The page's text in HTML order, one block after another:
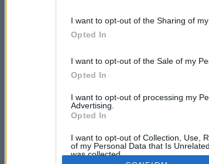
I want to opt-out of the Sharing of
Opted In
I want to opt-out of the Sale of my
Opted In
I want to opt-out of processing my
Advertising.
Opted In
I want to opt-out of Collection, Use,
of my Personal Data that Is
was collected.